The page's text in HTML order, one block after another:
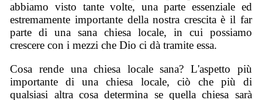
abbiamo visto tante volte, una parte essenziale ed
estremamente importante della nostra crescita è il far
parte di una sana chiesa locale, in cui possiamo
crescere con i mezzi che Dio ci dà tramite essa.
Cosa rende una chiesa locale sana? L'aspetto più
importante di una chiesa locale, ciò che più di
qualsiasi altra cosa determina se quella chiesa sarà